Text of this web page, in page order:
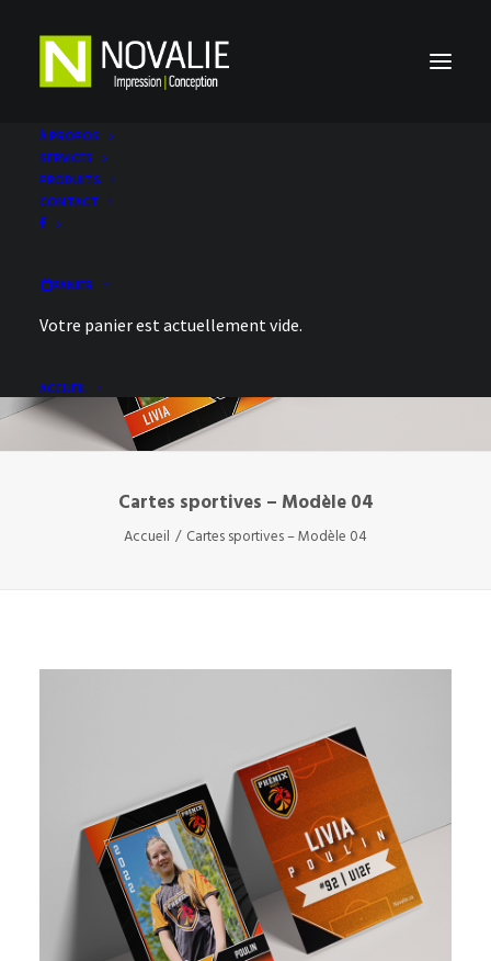
À PROPOS
SERVICES
PRODUITS
CONTACT
PANIER
Votre panier est actuellement vide.
ACCUEIL
Cartes sportives – Modèle 04
Accueil Cartes sportives – Modèle 04